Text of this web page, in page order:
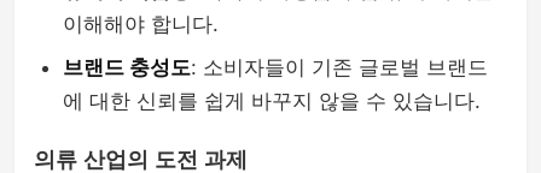
이해해야 합니다.
브랜드 충성도: 소비자들이 기존 글로벌 브랜드
에 대한 신뢰를 쉽게 바꾸지 않을 수 있습니다.
의류 산업의 도전 과제